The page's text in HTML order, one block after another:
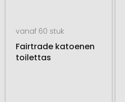
vanaf 60 stuk
Fairtrade katoenen
toilettas